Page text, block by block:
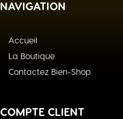
NAVIGATION
Accueil
La Boutique
Contactez Bien-Shop
COMPTE CLIENT